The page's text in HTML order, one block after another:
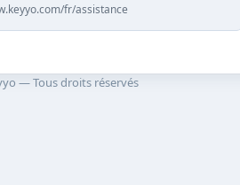
fr/assistance
— Tous droits réservés